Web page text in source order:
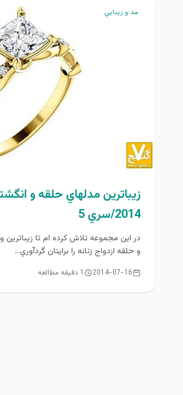
مد و زيبايي
2014/سري 5
در اين مجموعه تلاش كرده ام تا
و حلقه ازدواج زنانه را برايتان گردآوري...
2014-07-16 1 دقیقه مطالعه